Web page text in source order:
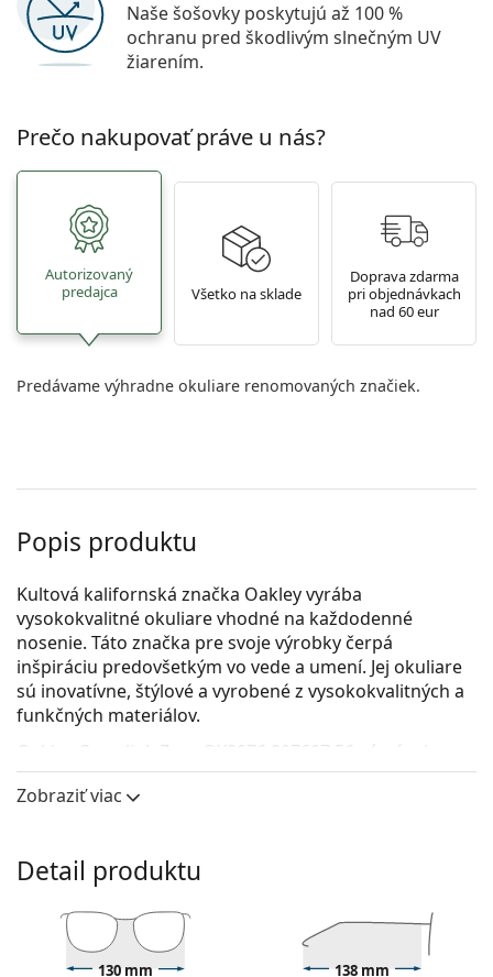
Naše šošovky poskytujú až 100 %
ochranu pred škodlivým slnečným UV
žiarením.
Prečo nakupovať práve u nás?
Autorizovaný
predajca
Všetko na sklade
Doprava zdarma
pri objednávkach
nad 60 eur
Predávame výhradne okuliare renomovaných značiek.
Popis produktu
Kultová kalifornská značka Oakley vyrába
vysokokvalitné okuliare vhodné na každodenné
nosenie. Táto značka pre svoje výrobky čerpá
inšpiráciu predovšetkým vo vede a umení. Jej okuliare
sú inovatívne, štýlové a vyrobené z vysokokvalitných a
funkčných materiálov.
Oakley Crosslink Zero OX8076 807607 56 sú pánske
dioptrické okuliare.
Okuliarové rámy
Čierna farba rámov skvele ladí so studeným
odtieňom pleti a so svetlohnedými, čiernymi alebo
svetlými blond vlasmi.
Zobraziť viac
Detail produktu
130 mm 138 mm